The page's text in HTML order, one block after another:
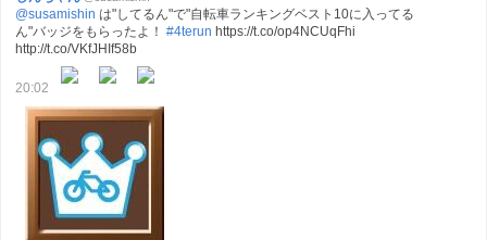
@susamishin は"してるん"で"自転車ランキングベスト10に入ってる
ん"バッジをもらったよ！ #4terun https://t.co/op4NCUqFhi
http://t.co/VKfJHIf58b
20:02